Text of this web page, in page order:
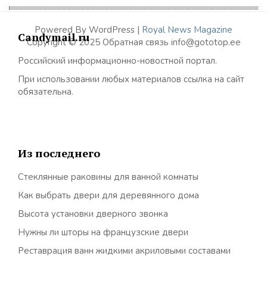
Candymail.ru
Российский информационно-новостной портал.
При использовании любых материалов ссылка на сайт
обязательна.
Из последнего
Стеклянные раковины для ванной комнаты
Как выбрать двери для деревянного дома
Высота установки дверного звонка
Нужны ли шторы на французские двери
Реставрация ванн жидкими акриловыми составами
Powered By WordPress | Royal News Magazine
Copyright © 2025 Обратная связь info@gototop.ee